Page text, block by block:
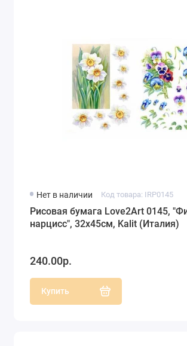
Нет в наличии Код товара: IRP0145
Рисовая бумага Love2Art 0145,
нарцисс", 32х45см, Kalit (Италия)
240.00р.
Купить